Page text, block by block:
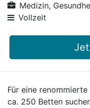
Medizin,
Vollzeit
Für eine
ca. 250 Betten